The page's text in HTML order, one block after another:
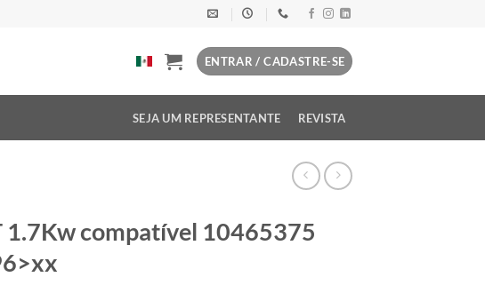
ENTRAR / CADASTRE-SE
SEJA UM REPRESENTANTE REVISTA
compatível 10465375